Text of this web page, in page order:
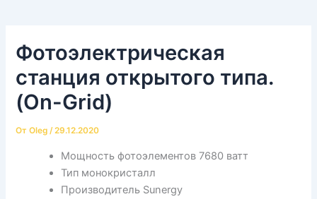
Фотоэлектрическая
станция открытого типа.
(On-Grid)
ОтOleg/29.12.2020
Мощность фотоэлементов 7680 ватт
Тип монокристалл
Производитель Sunergy